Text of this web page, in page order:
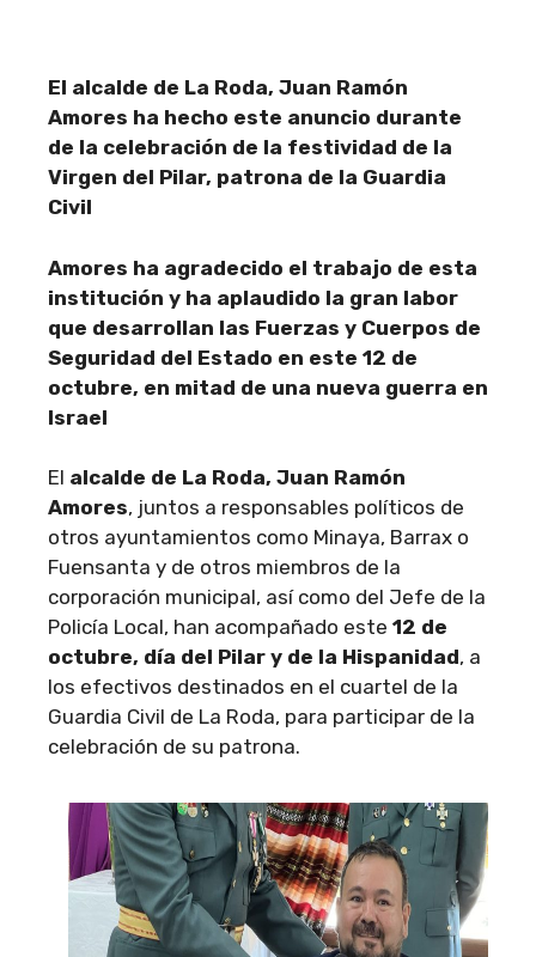
El alcalde de La Roda, Juan Ramón
Amores ha hecho este anuncio durante
de la celebración de la festividad de la
Virgen del Pilar, patrona de la Guardia
Civil
Amores ha agradecido el trabajo de esta
institución y ha aplaudido la gran labor
que desarrollan las Fuerzas y Cuerpos de
Seguridad del Estado en este 12 de
octubre, en mitad de una nueva guerra en
Israel
El alcalde de La Roda, Juan Ramón
Amores, juntos a responsables políticos de
otros ayuntamientos como Minaya, Barrax o
Fuensanta y de otros miembros de la
corporación municipal, así como del Jefe de la
Policía Local, han acompañado este 12 de
octubre, día del Pilar y de la Hispanidad, a
los efectivos destinados en el cuartel de la
Guardia Civil de La Roda, para participar de la
celebración de su patrona.